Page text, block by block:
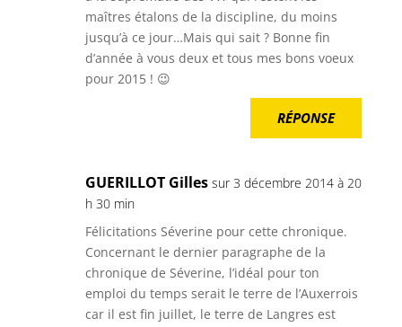
maîtres étalons de la discipline, du moins
jusqu’à ce jour…Mais qui sait ? Bonne fin
d’année à vous deux et tous mes bons voeux
pour 2015 ! 😉
RÉPONSE
GUERILLOT Gilles sur 3 décembre 2014 à 20
h 30 min
Félicitations Séverine pour cette chronique.
Concernant le dernier paragraphe de la
chronique de Séverine, l’idéal pour ton
emploi du temps serait le terre de l’Auxerrois
car il est fin juillet, le terre de Langres est